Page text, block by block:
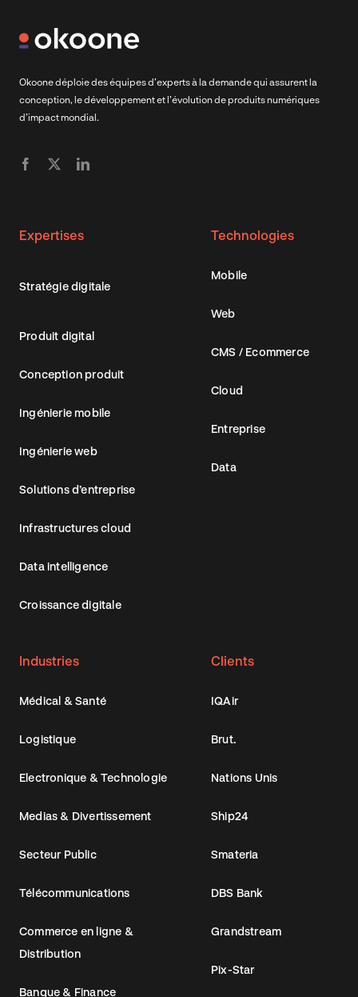
Okoone déploie des équipes d’experts à la demande qui assurent la
conception, le développement et l’évolution de produits numériques
d’impact mondial.
Expertises
Stratégie digitale
Produit digital
Conception produit
Ingénierie mobile
Ingénierie web
Solutions d’entreprise
Infrastructures cloud
Data intelligence
Croissance digitale
Technologies
Mobile
Web
CMS / Ecommerce
Cloud
Entreprise
Data
Industries
Médical & Santé
Logistique
Electronique & Technologie
Medias & Divertissement
Secteur Public
Télécommunications
Commerce en ligne &
Distribution
Banque & Finance
Clients
IQAir
Brut.
Nations Unis
Ship24
Smateria
DBS Bank
Grandstream
Pix-Star